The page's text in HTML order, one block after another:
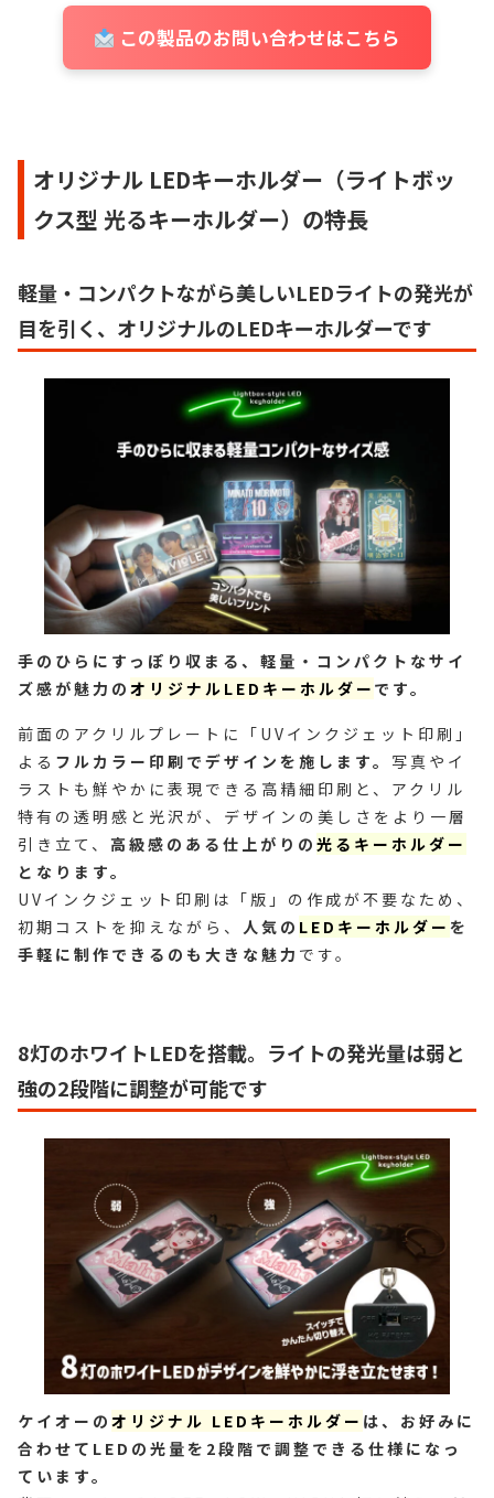
この製品のお問い合わせはこちら
オリジナル LEDキーホルダー（ライトボッ
クス型 光るキーホルダー）の特長
軽量・コンパクトながら美しいLEDライトの発光が
目を引く、オリジナルのLEDキーホルダーです
手のひらにすっぽり収まる、軽量・コンパクトなサイ
ズ感が魅力の オリジナルLEDキーホルダー です。
前面のアクリルプレートに「UVインクジェット印刷」
よる フルカラー印刷でデザインを施します。 写真やイ
ラストも鮮やかに表現できる高精細印刷と、アクリル
特有の透明感と光沢が、デザインの美しさをより一層
引き立て、 高級感のある仕上がりの 光るキーホルダー
となります。
UVインクジェット印刷は「版」の作成が不要なため、
初期コストを抑えながら、 人気の LEDキーホルダー を
手軽に制作できるのも大きな魅力 です。
8灯のホワイトLEDを搭載。ライトの発光量は弱と
強の2段階に調整が可能です
ケイオーの オリジナル LEDキーホルダー は、お好みに
合わせてLEDの光量を2段階で調整できる仕様になっ
ています。